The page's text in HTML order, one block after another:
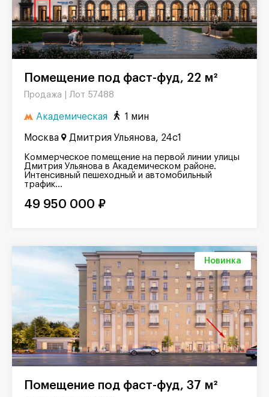
Помещение под фаст-фуд, 22 м²
Продажа | Лот 57488
Академическая 1 мин
Москва Дмитрия Ульянова, 24с1
Коммерческое помещение на первой линии улицы
Дмитрия Ульянова в Академическом районе.
Интенсивный пешеходный и автомобильный
трафик...
49 950 000 ₽
Новинка
Помещение под фаст-фуд, 37 м²